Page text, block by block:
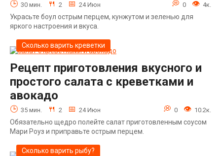
30 мин. 2 24 Июн 0 4к.
Украсьте боул острым перцем, кунжутом и зеленью для
яркого настроения и вкуса.
Сколько варить креветки
Рецепт приготовления вкусного и
простого салата с креветками и
авокадо
35 мин. 2 24 Июн 0 10.2к.
Обязательно щедро полейте салат приготовленным соусом
Мари Роуз и приправьте острым перцем.
Сколько варить рыбу?